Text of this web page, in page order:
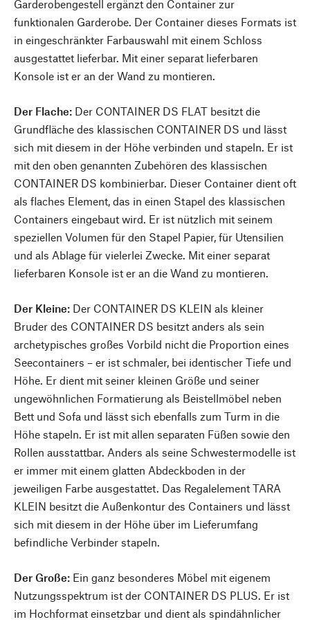
Garderobengestell ergänzt den Container zur
funktionalen Garderobe. Der Container dieses Formats ist
in eingeschränkter Farbauswahl mit einem Schloss
ausgestattet lieferbar. Mit einer separat lieferbaren
Konsole ist er an der Wand zu montieren.
Der Flache: Der CONTAINER DS FLAT besitzt die
Grundfläche des klassischen CONTAINER DS und lässt
sich mit diesem in der Höhe verbinden und stapeln. Er ist
mit den oben genannten Zubehören des klassischen
CONTAINER DS kombinierbar. Dieser Container dient oft
als flaches Element, das in einen Stapel des klassischen
Containers eingebaut wird. Er ist nützlich mit seinem
speziellen Volumen für den Stapel Papier, für Utensilien
und als Ablage für vielerlei Zwecke. Mit einer separat
lieferbaren Konsole ist er an die Wand zu montieren.
Der Kleine: Der CONTAINER DS KLEIN als kleiner
Bruder des CONTAINER DS besitzt anders als sein
archetypisches großes Vorbild nicht die Proportion eines
Seecontainers – er ist schmaler, bei identischer Tiefe und
Höhe. Er dient mit seiner kleinen Größe und seiner
ungewöhnlichen Formatierung als Beistellmöbel neben
Bett und Sofa und lässt sich ebenfalls zum Turm in die
Höhe stapeln. Er ist mit allen separaten Füßen sowie den
Rollen ausstattbar. Anders als seine Schwestermodelle ist
er immer mit einem glatten Abdeckboden in der
jeweiligen Farbe ausgestattet. Das Regalelement TARA
KLEIN besitzt die Außenkontur des Containers und lässt
sich mit diesem in der Höhe über im Lieferumfang
befindliche Verbinder stapeln.
Der Große: Ein ganz besonderes Möbel mit eigenem
Nutzungsspektrum ist der CONTAINER DS PLUS. Er ist
im Hochformat einsetzbar und dient als spindähnlicher